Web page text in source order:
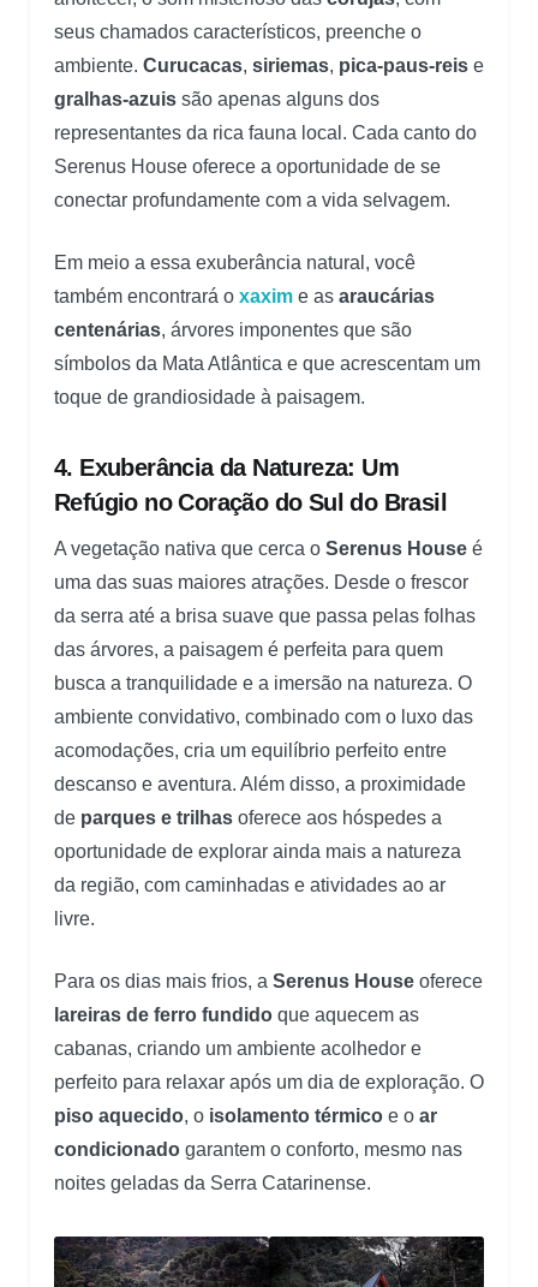
seus chamados característicos, preenche o
ambiente. Curucacas, siriemas, pica-paus-reis e
gralhas-azuis são apenas alguns dos
representantes da rica fauna local. Cada canto do
Serenus House oferece a oportunidade de se
conectar profundamente com a vida selvagem.
Em meio a essa exuberância natural, você
também encontrará o xaxim e as araucárias
centenárias, árvores imponentes que são
símbolos da Mata Atlântica e que acrescentam um
toque de grandiosidade à paisagem.
4. Exuberância da Natureza: Um
Refúgio no Coração do Sul do Brasil
A vegetação nativa que cerca o Serenus House é
uma das suas maiores atrações. Desde o frescor
da serra até a brisa suave que passa pelas folhas
das árvores, a paisagem é perfeita para quem
busca a tranquilidade e a imersão na natureza. O
ambiente convidativo, combinado com o luxo das
acomodações, cria um equilíbrio perfeito entre
descanso e aventura. Além disso, a proximidade
de parques e trilhas oferece aos hóspedes a
oportunidade de explorar ainda mais a natureza
da região, com caminhadas e atividades ao ar
livre.
Para os dias mais frios, a Serenus House oferece
lareiras de ferro fundido que aquecem as
cabanas, criando um ambiente acolhedor e
perfeito para relaxar após um dia de exploração. O
piso aquecido, o isolamento térmico e o ar
condicionado garantem o conforto, mesmo nas
noites geladas da Serra Catarinense.